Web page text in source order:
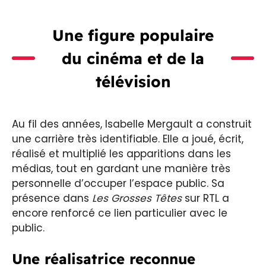
Une figure populaire
du cinéma et de la
télévision
Au fil des années, Isabelle Mergault a construit
une carrière très identifiable. Elle a joué, écrit,
réalisé et multiplié les apparitions dans les
médias, tout en gardant une manière très
personnelle d’occuper l’espace public. Sa
présence dans Les Grosses Têtessur RTL a
encore renforcé ce lien particulier avec le
public.
Une réalisatrice reconnue